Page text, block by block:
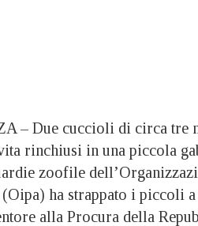
– Due cuccioli di circa tre
rinchiusi in una piccola
zoofile
ha strappato i piccoli
alla Procura della